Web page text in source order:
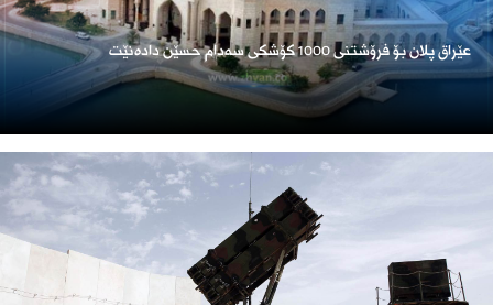
عێراق پلان بۆ فرۆشتنی 1000 کۆشکی سەدام حسێن دادەنێت